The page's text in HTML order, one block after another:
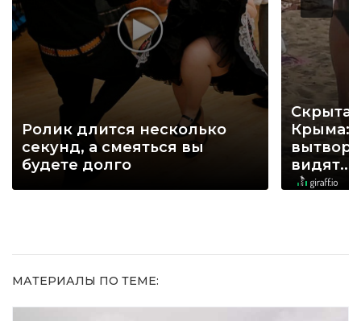
Ролик длится несколько
секунд, а смеяться вы
будете долго
Крыма:
видят...
МАТЕРИАЛЫ ПО ТЕМЕ: